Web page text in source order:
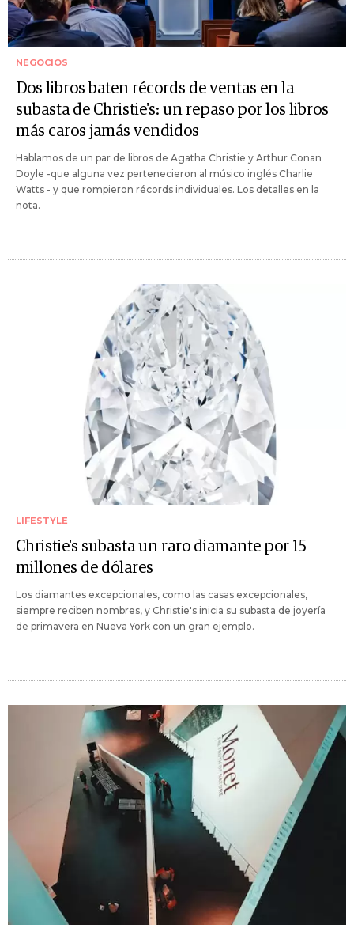
NEGOCIOS
Dos libros baten récords de ventas en la
subasta de Christie's: un repaso por los libros
más caros jamás vendidos
Hablamos de un par de libros de Agatha Christie y Arthur Conan
Doyle -que alguna vez pertenecieron al músico inglés Charlie
Watts - y que rompieron récords individuales. Los detalles en la
nota.
LIFESTYLE
Christie's subasta un raro diamante por 15
millones de dólares
Los diamantes excepcionales, como las casas excepcionales,
siempre reciben nombres, y Christie's inicia su subasta de joyería
de primavera en Nueva York con un gran ejemplo.